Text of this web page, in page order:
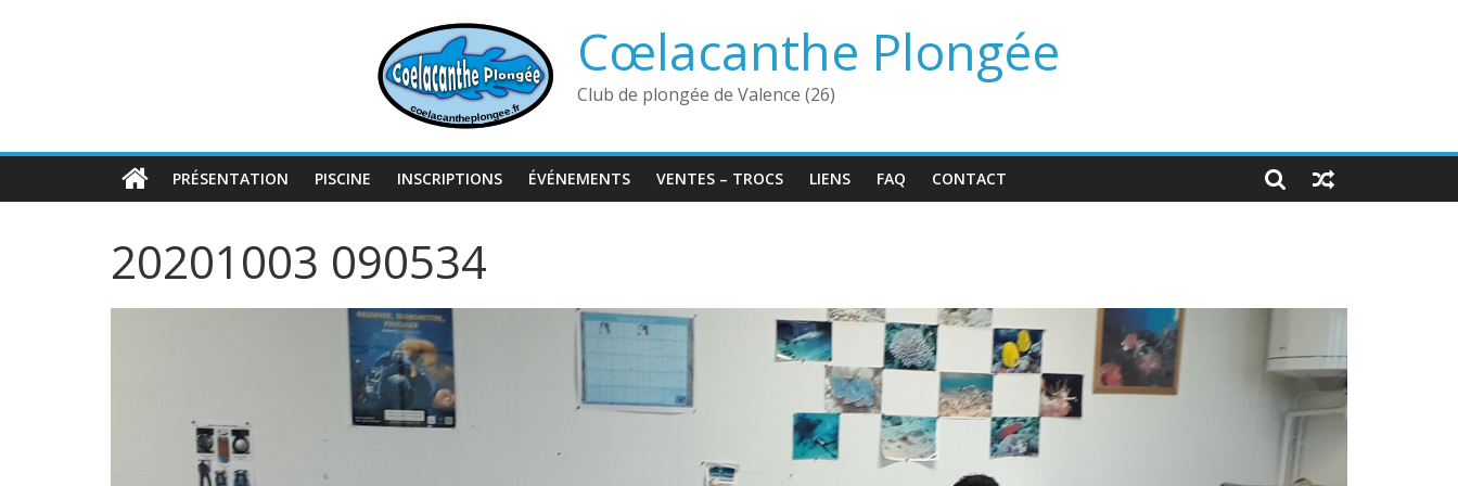
Cœlacanthe Plongée
Club de plongée de Valence (26)
PRÉSENTATION PISCINE INSCRIPTIONS ÉVÉNEMENTS VENTES – TROCS LIENS FAQ CONTACT
20201003 090534